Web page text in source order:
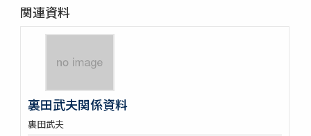
関連資料
裏田武夫関係資料
裏田武夫